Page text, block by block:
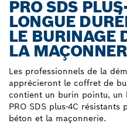
PRO SDS
LONGUE
LE BURINAGE
LA
Les professionnels de la
apprécieront le coffret de
contient un burin pointu,
PRO SDS plus-4C
béton et la maçonnerie.